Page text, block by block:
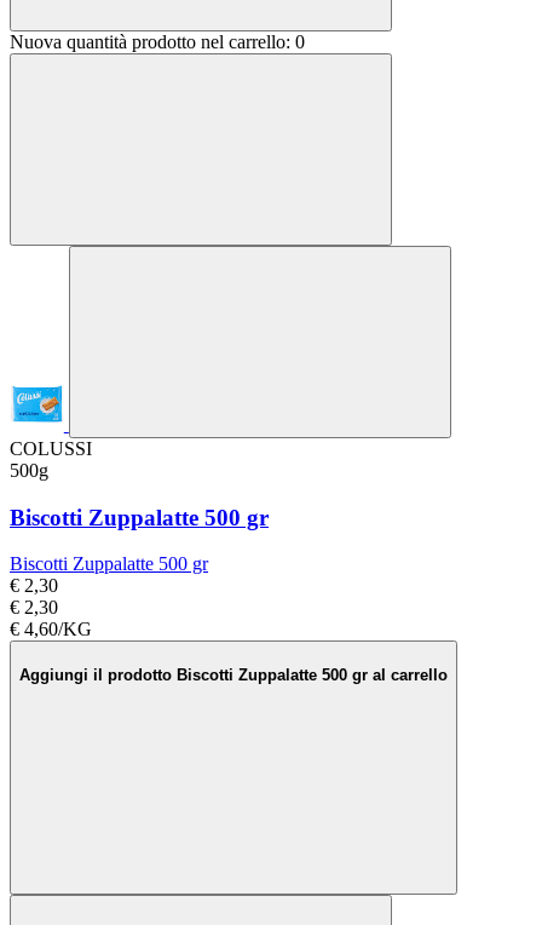
Nuova quantità prodotto nel carrello: 0
COLUSSI
500g
Biscotti Zuppalatte 500 gr
Biscotti Zuppalatte 500 gr
€ 2,30
€ 2,30
€ 4,60/KG
Aggiungi il prodotto Biscotti Zuppalatte 500 gr al carrello